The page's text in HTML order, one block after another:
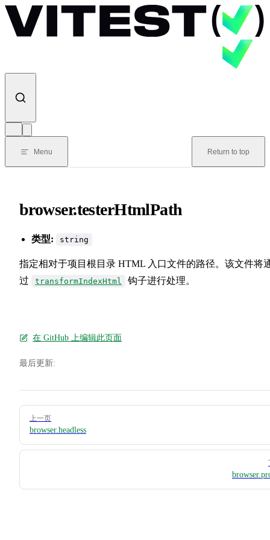
Skip to content
Menu Return to top
browser.testerHtmlPath
类型: string
指定相对于项目根目录 HTML 入口文件的路径。该文件将
过
transformIndexHtml 钩子进行处理。
在 GitHub 上编辑此页面
最后更新:
Pager
上一页
browser.headless